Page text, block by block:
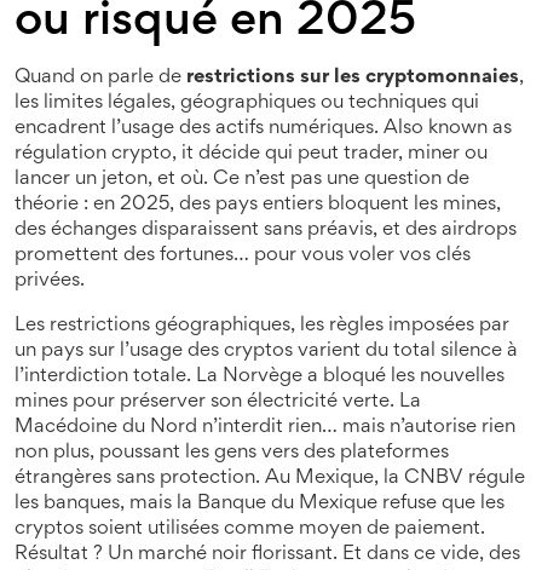
ou risqué en 2025
Quand on parle de restrictions sur les cryptomonnaies,
les limites légales, géographiques ou techniques qui
encadrent l’usage des actifs numériques. Also known as
régulation crypto, it décide qui peut trader, miner ou
lancer un jeton, et où. Ce n’est pas une question de
théorie : en 2025, des pays entiers bloquent les mines,
des échanges disparaissent sans préavis, et des airdrops
promettent des fortunes… pour vous voler vos clés
privées.
Les restrictions géographiques, les règles imposées par
un pays sur l’usage des cryptos varient du total silence à
l’interdiction totale. La Norvège a bloqué les nouvelles
mines pour préserver son électricité verte. La
Macédoine du Nord n’interdit rien… mais n’autorise rien
non plus, poussant les gens vers des plateformes
étrangères sans protection. Au Mexique, la CNBV régule
les banques, mais la Banque du Mexique refuse que les
cryptos soient utilisées comme moyen de paiement.
Résultat ? Un marché noir florissant. Et dans ce vide, des